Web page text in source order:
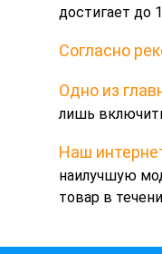
достигает до
Согласно
Одно из
лишь
Наш
наилучшую
товар в